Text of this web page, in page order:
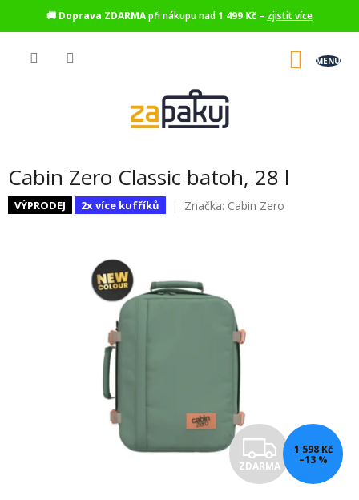
🚚 Doprava ZDARMApři nákupu nad1 499 Kč – zjistit více
Cabin Zero Classic batoh, 28 l
VÝPRODEJ 2x více kufříků Značka: Cabin Zero
Z
D
ZDARMA
1 598 Kč
–13 %